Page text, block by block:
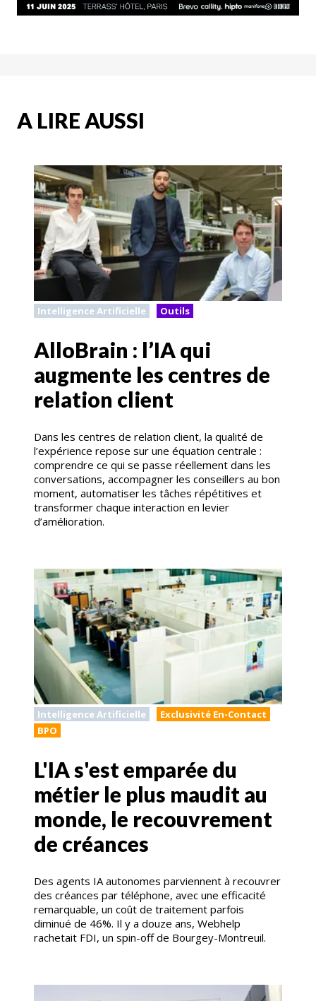
A LIRE AUSSI
Intelligence Artificielle Outils
AlloBrain : l’IA qui
augmente les centres de
relation client
Dans les centres de relation client, la qualité de
l’expérience repose sur une équation centrale :
comprendre ce qui se passe réellement dans les
conversations, accompagner les conseillers au bon
moment, automatiser les tâches répétitives et
transformer chaque interaction en levier
d’amélioration.
Intelligence Artificielle
Exclusivité En-Contact
BPO
L'IA s'est emparée du
métier le plus maudit au
monde, le recouvrement
de créances
Des agents IA autonomes parviennent à recouvrer
des créances par téléphone, avec une efficacité
remarquable, un coût de traitement parfois
diminué de 46%. Il y a douze ans, Webhelp
rachetait FDI, un spin-off de Bourgey-Montreuil.